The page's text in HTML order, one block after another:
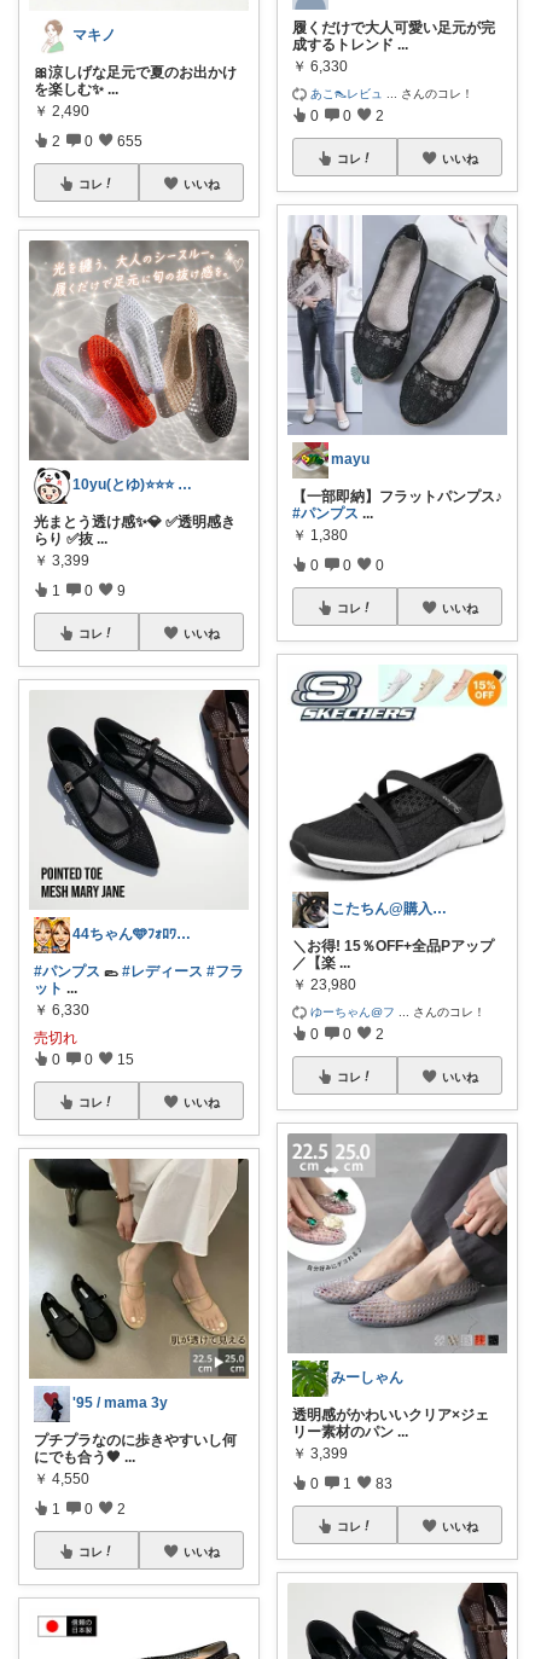
マキノ
🎀涼しげな足元で夏のお出かけ
を楽しむ✨ ...
￥ 2,490
2 0 655
コレ いいね
10yu(とゆ)⭐⭐⭐ ご購入感謝😀
光まとう透け感✨💎 ✅透明感き
らり ✅抜 ...
￥ 3,399
1 0 9
コレ いいね
44ちゃん🩵ﾌｫﾛﾜｰ様から購入
#パンプス 🥿 #レディース #フラ
ット ...
￥ 6,330
売切れ
0 0 15
コレ いいね
'95 / mama 3y
プチプラなのに歩きやすいし何
にでも合う🖤 ...
￥ 4,550
1 0 2
コレ いいね
履くだけで大人可愛い足元が完
成するトレンド ...
￥ 6,330
あこ👠レビュ さんのコレ！
0 0 2
コレ いいね
mayu
【一部即納】フラットパンプス♪
#パンプス ...
￥ 1,380
0 0 0
コレ いいね
こたちん@購入感謝です！
＼お得! 15％OFF+全品Pアップ
／【楽 ...
￥ 23,980
ゆーちゃん@フ さんのコレ！
0 0 2
コレ いいね
みーしゃん
透明感がかわいいクリア×ジェ
リー素材のパン ...
￥ 3,399
0 1 83
コレ いいね